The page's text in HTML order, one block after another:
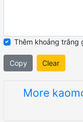
Thêm khoảng trắng
Copy Clear
More